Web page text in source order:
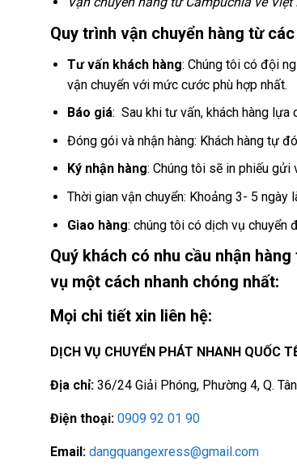
Quy trình vận chuyển hàng từ
Tư vấn khách hàng: Chúng tôi có đội
vận chuyển với mức cước phù hợp nhất.
Báo giá: Sau khi tư vấn, khách hàng lựa
Đóng gói và nhận hàng: Khách hàng tự
Ký nhận hàng: Chúng tôi sẽ in phiếu gửi
Thời gian vận chuyển: Khoảng 3- 5 ngày
Giao hàng: chúng tôi có dịch vụ chuyển
Quý khách có nhu cầu nhận
vụ một cách nhanh chóng nhất:
Mọi chi tiết xin liên hệ:
DỊCH VỤ CHUYỂN PHÁT NHANH QUỐC
Địa chỉ: 36/24 Giải Phóng, Phường 4, Q.
Điện thoại: 0909 92 01 90
Email: dangquangexress@gmail.com